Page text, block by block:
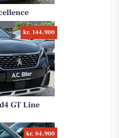
kr. 144.900
GT Line
kr. 84.900